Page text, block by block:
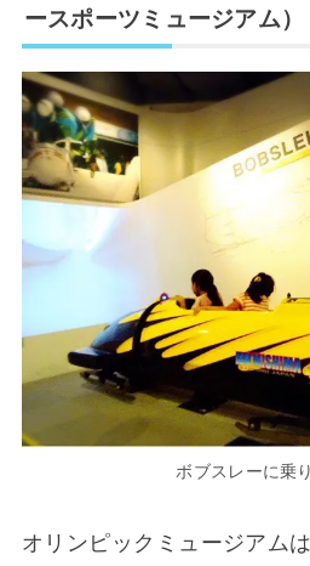
ースポーツミュージアム）
ボブスレーに乗
オリンピックミュージアムは